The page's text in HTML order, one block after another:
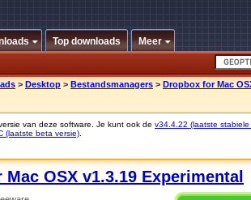
Top downloads Meer
> Desktop > Bestandsmanagers > Dropbox for Mac
van deze software. Je kunt ook de v34.4.22 (laatste stabiele
(laatste beta versie)
OSX v1.3.19 Experimental